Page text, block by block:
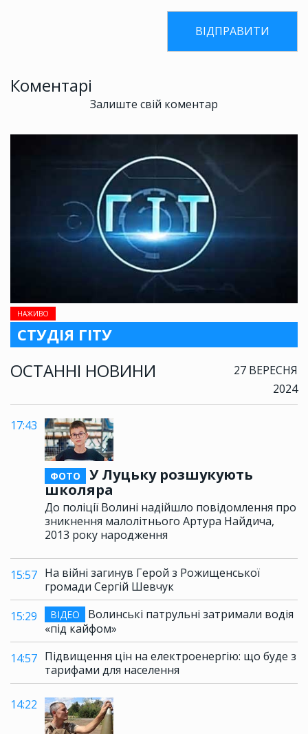
НАЖИВО
СТУДІЯ ГІТУ
ОСТАННІ НОВИНИ
27 ВЕРЕСНЯ
2024
17:43
ФОТО
У Луцьку розшукують
школяра
До поліції Волині надійшло повідомлення про
зникнення малолітнього Артура Найдича,
2013 року народження
15:57 На війні загинув Герой з Рожищенської
громади Сергій Шевчук
15:29
ВІДЕО
Волинські патрульні затримали водія
«під кайфом»
14:57 Підвищення цін на електроенергію: що буде з
тарифами для населення
14:22
Коментарі
Залиште свій коментар